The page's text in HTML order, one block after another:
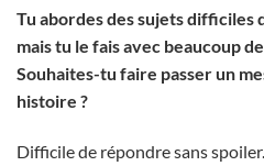
Tu abordes des sujets difficiles
mais tu le fais avec beaucoup
Souhaites-tu faire passer un
histoire ?
Difficile de répondre sans